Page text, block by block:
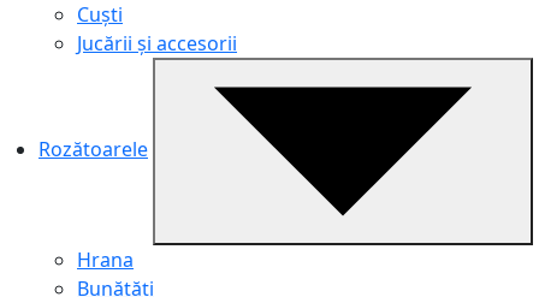
Cuști
Jucării și accesorii
Rozătoarele
Hrana
Bunătăți